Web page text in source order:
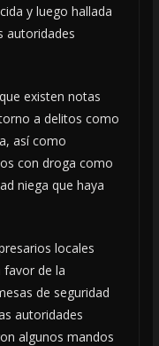
y luego hallada
autoridades
existen notas
a delitos como
así como
con droga como
niega que haya
locales
favor de la
de seguridad
autoridades
algunos mandos